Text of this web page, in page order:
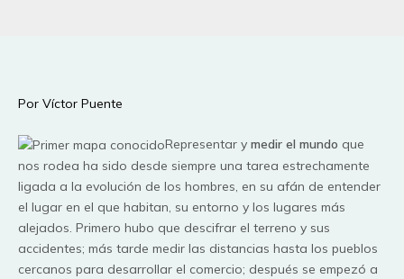
Por Víctor Puente
Representar y medir el mundo que
nos rodea ha sido desde siempre una tarea estrechamente
ligada a la evolución de los hombres, en su afán de entender
el lugar en el que habitan, su entorno y los lugares más
alejados. Primero hubo que descifrar el terreno y sus
accidentes; más tarde medir las distancias hasta los pueblos
cercanos para desarrollar el comercio; después se empezó a